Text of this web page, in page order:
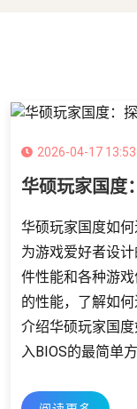
2026-04-17
华硕玩家国度
华硕玩家国度如
为游戏爱好者设
件性能和各种游
的性能，了解如
介绍华硕玩家国
入BIOS的最简单